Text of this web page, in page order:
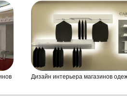
Дизайн интерьера магазинов